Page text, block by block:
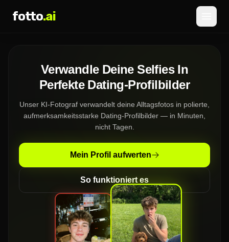
fotto.ai
ANMELDEN REGISTRIEREN
Verwandle Deine Selfies In
Perfekte Dating-Profilbilder
Unser KI-Fotograf verwandelt deine Alltagsfotos in polierte,
aufmerksamkeitsstarke Dating-Profilbilder — in Minuten,
nicht Tagen.
Mein Profil aufwerten
So funktioniert es
»